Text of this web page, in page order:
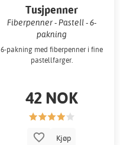
Tusjpenner
Fiberpenner - Pastell - 6-
pakning
6-pakning med fiberpenner i fine
pastellfarger.
42 NOK
Kjøp